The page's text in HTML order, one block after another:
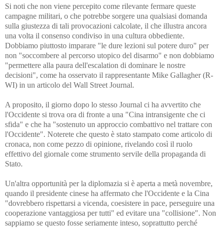
Si noti che non viene percepito come rilevante fermare queste
campagne militari, o che potrebbe sorgere una qualsiasi domanda
sulla giustezza di tali provocazioni calcolate, il che illustra ancora
una volta il consenso condiviso in una cultura obbediente.
Dobbiamo piuttosto imparare "le dure lezioni sul potere duro" per
non "soccombere al percorso utopico del disarmo" e non dobbiamo
"permettere alla paura dell'escalation di dominare le nostre
decisioni", come ha osservato il rappresentante Mike Gallagher (R-
WI) in un articolo del Wall Street Journal.
A proposito, il giorno dopo lo stesso Journal ci ha avvertito che
l'Occidente si trova ora di fronte a una "Cina intransigente che ci
sfida" e che ha "sostenuto un approccio combattivo nel trattare con
l'Occidente". Noterete che questo è stato stampato come articolo di
cronaca, non come pezzo di opinione, rivelando così il ruolo
effettivo del giornale come strumento servile della propaganda di
Stato.
Un'altra opportunità per la diplomazia si è aperta a metà novembre,
quando il presidente cinese ha affermato che l'Occidente e la Cina
"dovrebbero rispettarsi a vicenda, coesistere in pace, perseguire una
cooperazione vantaggiosa per tutti" ed evitare una "collisione". Non
sappiamo se questo fosse seriamente inteso, soprattutto perché